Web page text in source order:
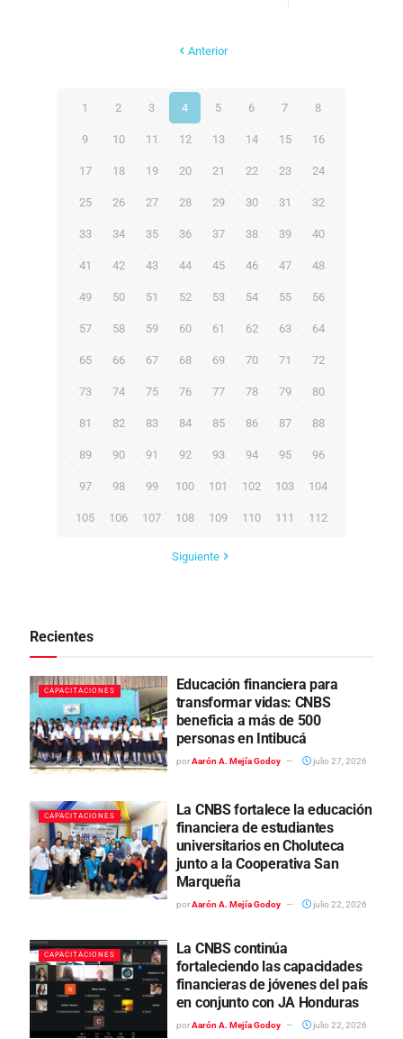
Anterior
1 2 3 4 5 6 7 8
9 10 11 12 13 14 15 16
17 18 19 20 21 22 23 24
25 26 27 28 29 30 31 32
33 34 35 36 37 38 39 40
41 42 43 44 45 46 47 48
49 50 51 52 53 54 55 56
57 58 59 60 61 62 63 64
65 66 67 68 69 70 71 72
73 74 75 76 77 78 79 80
81 82 83 84 85 86 87 88
89 90 91 92 93 94 95 96
97 98 99 100 101 102 103 104
105 106 107 108 109 110 111 112
Siguiente
Recientes
CAPACITACIONES
Educación financiera para
transformar vidas: CNBS
beneficia a más de 500
personas en Intibucá
por Aarón A. Mejía Godoy julio 27, 2026
CAPACITACIONES
La CNBS fortalece la educación
financiera de estudiantes
universitarios en Choluteca
junto a la Cooperativa San
Marqueña
por Aarón A. Mejía Godoy julio 22, 2026
CAPACITACIONES
La CNBS continúa
fortaleciendo las capacidades
financieras de jóvenes del país
en conjunto con JA Honduras
por Aarón A. Mejía Godoy julio 22, 2026